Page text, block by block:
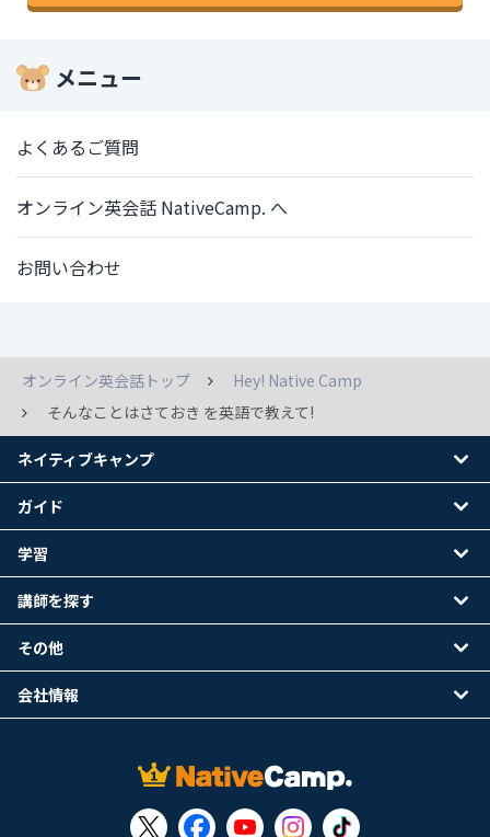
メニュー
よくあるご質問
オンライン英会話 NativeCamp. へ
お問い合わせ
オンライン英会話トップ
Hey! Native Camp
そんなことはさておき を英語で教えて!
ネイティブキャンプ
ガイド
学習
講師を探す
その他
会社情報